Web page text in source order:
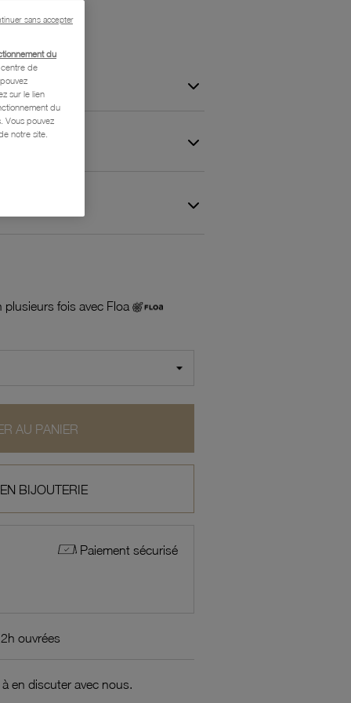
fois avec Floa
AU PANIER
BIJOUTERIE
Paiement sécurisé
ouvrées
en discuter avec nous.
du
de
sur le lien
du
Vous pouvez
notre site.
sans accepter